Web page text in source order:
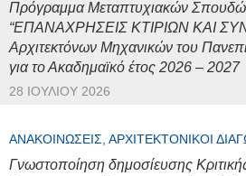
Πρόγραμμα Μεταπτυχιακών
“ΕΠΑΝΑΧΡΗΣΕΙΣ ΚΤΙΡΙΩΝ ΚΑΙ
Αρχιτεκτόνων Μηχανικών του
για το Ακαδημαϊκό έτος 2026 – 2027
28 ΙΟΥΛΊΟΥ 2026
ΑΝΑΚΟΙΝΏΣΕΙΣ, ΑΡΧΙΤΕΚΤΟΝΙΚΟΊ
Γνωστοποίηση δημοσίευσης